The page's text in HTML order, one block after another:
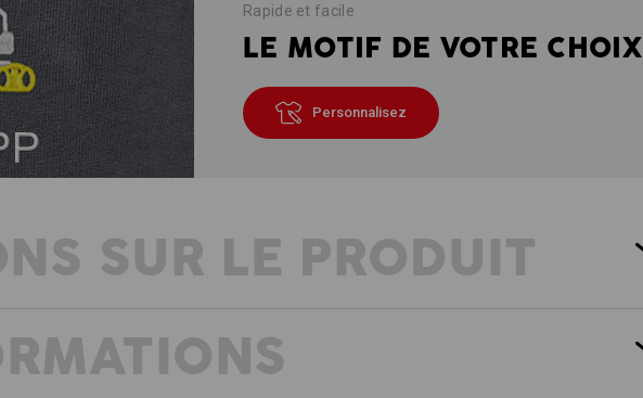
Rapide et facile
LE MOTIF DE VOTRE CHOIX
Personnalisez
SUR LE PRODUIT
SHORT AVEC UN AVANTAGE TACTIQUE
Ripstop ultra-léger – idéal pour les journées chaudes